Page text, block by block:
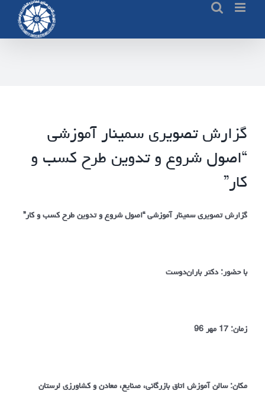
content
گزارش تصویری سمینار آموزشی
“اصول شروع و تدوین طرح کسب و
کار”
گزارش تصویری سمینار آموزشی “اصول شروع و تدوین طرح کسب و کار”
با حضور: دکتر باران‌دوست
زمان: 17 مهر 96
مکان: سالن آموزش اتاق بازرگانی، صنایع، معادن و کشاورزی لرستان